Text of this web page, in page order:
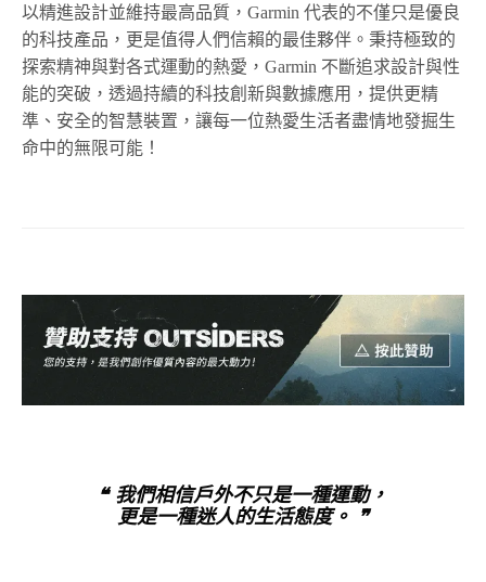
以精進設計並維持最高品質， Garmin代表的不僅只是優良
的科技產品，更是值得人們信賴的最佳夥伴。秉持極致的
探索精神與對各式運動的熱愛， Garmin 不斷追求設計與性
能的突破，透過持續的科技創新與數據應用，提供更精
準、安全的智慧裝置，讓每一位熱愛生活者盡情地發掘生
命中的無限可能！
❝ 我們相信戶外不只是一種運動，
更是一種迷人的生活態度。 ❞